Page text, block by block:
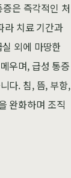
은 즉각적인 처
라 치료 기간과
외에 마땅한
우며, 급성 통증
다. 침, 뜸, 부항,
완화하며 조직